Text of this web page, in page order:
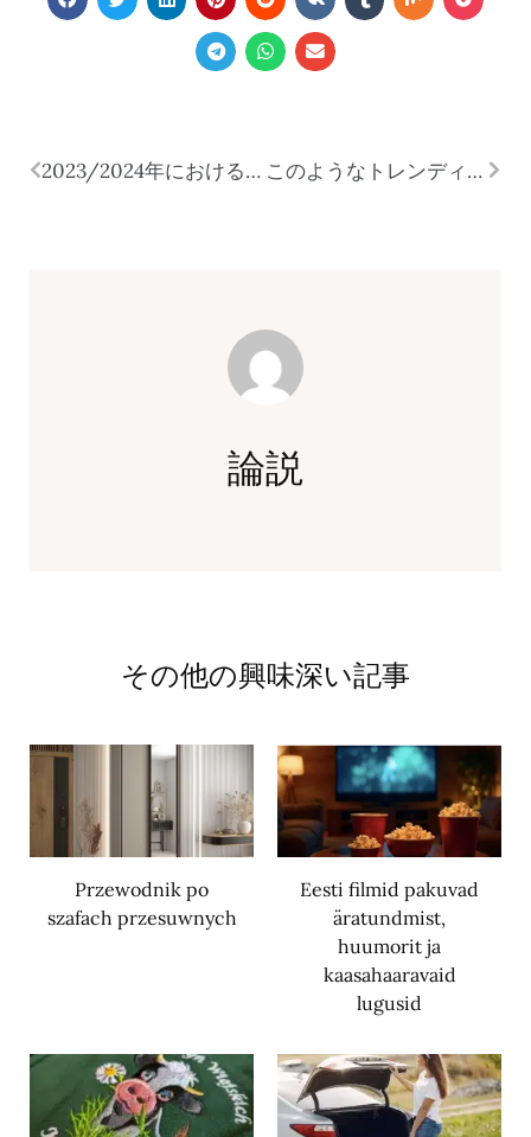
2023/2024年におけるインテリア・デザインの動向 このようなトレンディなことをお望みですか？
論説
その他の興味深い記事
Przewodnik po
szafach przesuwnych
Eesti filmid pakuvad
äratundmist,
huumorit ja
kaasahaaravaid
lugusid